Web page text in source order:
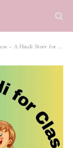
A Hindi Story for Class 2